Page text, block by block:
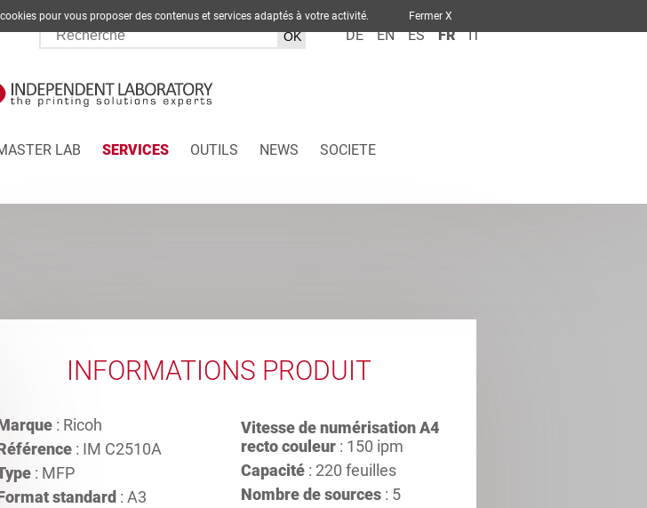
DE EN ES FR IT
LAB SERVICES OUTILS NEWS SOCIETE
INFORMATIONS PRODUIT
: Ricoh
: IM C2510A
: MFP
standard : A3
Vitesse de numérisation A4
recto couleur : 150 ipm
Capacité : 220 feuilles
Nombre de sources : 5
cookies pour vous proposer des contenus et services adaptés à votre activité. Fermer X